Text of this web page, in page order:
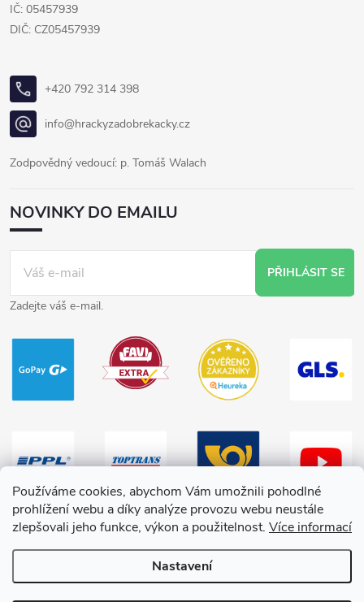
Používáme cookies, abychom Vám umožnili pohodlné
prohlížení webu a díky analýze provozu webu neustále
zlepšovali jeho funkce, výkon a použitelnost. Více informací
Nastavení
IČ: 05457939
DIČ: CZ05457939
+420 792 314 398
info@hrackyzadobrekacky.cz
Zodpovědný vedoucí: p. Tomáš Walach
NOVINKY DO EMAILU
PŘIHLÁSIT SE
Zadejte váš e-mail.